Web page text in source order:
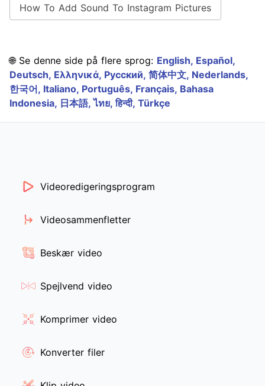
How To Add Sound To Instagram Pictures
🌐 Se denne side på flere sprog: English, Español,
Deutsch, Ελληνικά, Русский, 简体中文, Nederlands,
한국어, Italiano, Português, Français, Bahasa
Indonesia, 日本語,ไทย,हिन्दी, Türkçe
Videoredigeringsprogram
Videosammenfletter
Beskær video
Spejlvend video
Komprimer video
Konverter filer